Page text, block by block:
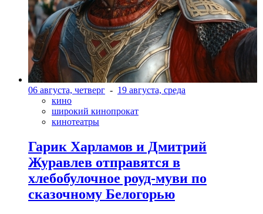
06 августа, четверг - 19 августа, среда
кино
широкий кинопрокат
кинотеатры
Гарик Харламов и Дмитрий
Журавлев отправятся в
хлебобулочное роуд-муви по
сказочному Белогорью